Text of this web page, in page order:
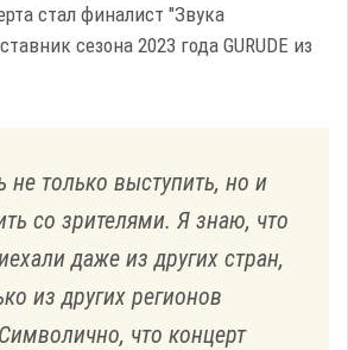
стал финалист "Звука
сезона 2023 года GURUDE из
не только выступить, но и
со зрителями. Я знаю, что
даже из других стран,
из других регионов
что концерт